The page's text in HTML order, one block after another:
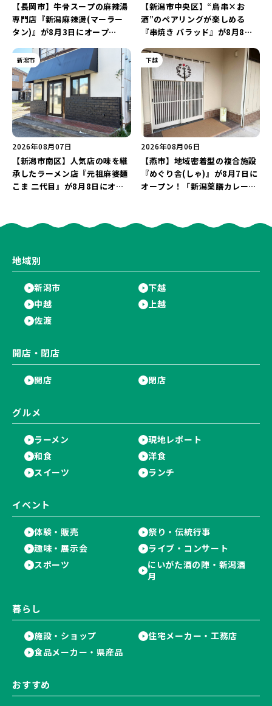
【長岡市】牛骨スープの麻辣湯
専門店『新潟麻辣燙(マーラー
タン)』が8月3日にオープ
キャンペーンを実施中♪
【新潟市中央区】“鳥串×お
酒”のペアリングが楽しめる
『串焼き バラッド』が8月8日
インアップ♪
新潟市
2026年08月07日
【新潟市南区】人気店の味を継
承したラーメン店『元祖麻婆麺
こま 二代目』が8月8日にオー
下越
2026年08月06日
【燕市】地域密着型の複合施設
『めぐり舎(しゃ)』が8月7日に
オープン！「新潟薬膳カレー
う♪
地域別
新潟市
下越
中越
上越
佐渡
開店・閉店
開店 閉店
グルメ
ラーメン
現地レポート
和食
洋食
スイーツ
ランチ
イベント
体験・販売
祭り・伝統行事
趣味・展示会
ライブ・コンサート
スポーツ
にいがた酒の陣・新潟酒
月
暮らし
施設・ショップ
住宅メーカー・工務店
食品メーカー・県産品
おすすめ